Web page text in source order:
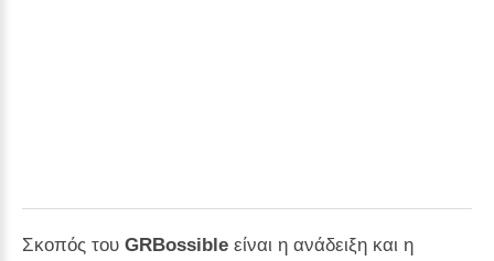
Σκοπός του GRBossible είναι η ανάδειξη και η